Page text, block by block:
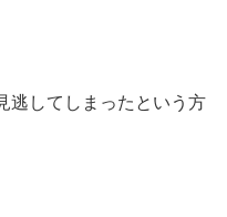
逃してしまったという方